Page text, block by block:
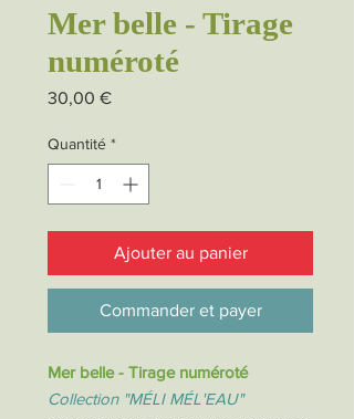
Mer belle - Tirage
numéroté
30,00 €Prix
Quantité *
Ajouter au panier
Commander et payer
Mer belle - Tirage numéroté
Collection "MÉLI MÉL'EAU"